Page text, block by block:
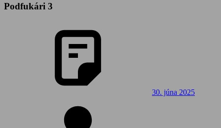
Podfukári 3
30. júna 2025